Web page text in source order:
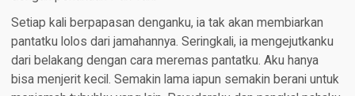
Setiap kali berpapasan denganku, ia tak akan membiarkan
pantatku lolos dari jamahannya. Seringkali, ia mengejutkanku
dari belakang dengan cara meremas pantatku. Aku hanya
bisa menjerit kecil. Semakin lama iapun semakin berani untuk